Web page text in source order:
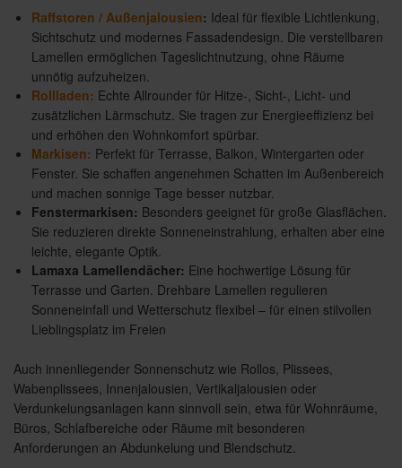
Raffstoren / Außenjalousien: Ideal für flexible Lichtlenkung,
Sichtschutz und modernes Fassadendesign. Die verstellbaren
Lamellen ermöglichen Tageslichtnutzung, ohne Räume
unnötig aufzuheizen.
Rollladen: Echte Allrounder für Hitze-, Sicht-, Licht- und
zusätzlichen Lärmschutz. Sie tragen zur Energieeffizienz bei
und erhöhen den Wohnkomfort spürbar.
Markisen: Perfekt für Terrasse, Balkon, Wintergarten oder
Fenster. Sie schaffen angenehmen Schatten im Außenbereich
und machen sonnige Tage besser nutzbar.
Fenstermarkisen: Besonders geeignet für große Glasflächen.
Sie reduzieren direkte Sonneneinstrahlung, erhalten aber eine
leichte, elegante Optik.
Lamaxa Lamellendächer: Eine hochwertige Lösung für
Terrasse und Garten. Drehbare Lamellen regulieren
Sonneneinfall und Wetterschutz flexibel – für einen stilvollen
Lieblingsplatz im Freien
Auch innenliegender Sonnenschutz wie Rollos, Plissees,
Wabenplissees, Innenjalousien, Vertikaljalousien oder
Verdunkelungsanlagen kann sinnvoll sein, etwa für Wohnräume,
Büros, Schlafbereiche oder Räume mit besonderen
Anforderungen an Abdunkelung und Blendschutz.